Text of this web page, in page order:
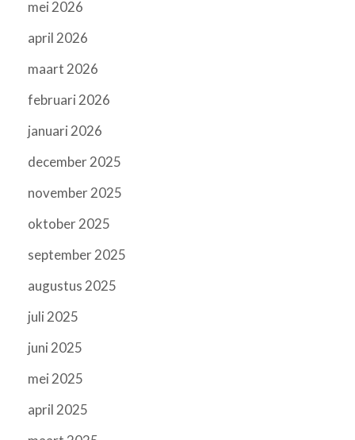
mei 2026
april 2026
maart 2026
februari 2026
januari 2026
december 2025
november 2025
oktober 2025
september 2025
augustus 2025
juli 2025
juni 2025
mei 2025
april 2025